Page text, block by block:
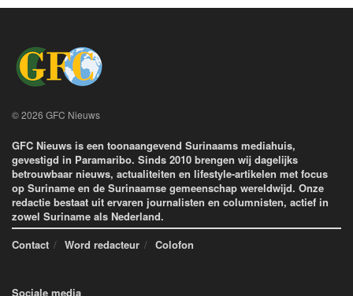
© 2026 GFC Nieuws
GFC Nieuws is een toonaangevend Surinaams mediahuis,
gevestigd in Paramaribo. Sinds 2010 brengen wij dagelijks
betrouwbaar nieuws, actualiteiten en lifestyle-artikelen met focus
op Suriname en de Surinaamse gemeenschap wereldwijd. Onze
redactie bestaat uit ervaren journalisten en columnisten, actief in
zowel Suriname als Nederland.
Contact
Word redacteur Colofon
Sociale media